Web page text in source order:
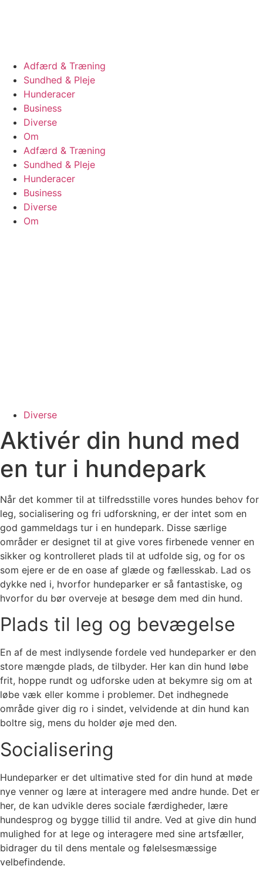
Adfærd & Træning
Sundhed & Pleje
Hunderacer
Business
Diverse
Om
Adfærd & Træning
Sundhed & Pleje
Hunderacer
Business
Diverse
Om
Diverse
Aktivér din hund med
en tur i hundepark
Når det kommer til at tilfredsstille vores hundes behov for
leg, socialisering og fri udforskning, er der intet som en
god gammeldags tur i en hundepark. Disse særlige
områder er designet til at give vores firbenede venner en
sikker og kontrolleret plads til at udfolde sig, og for os
som ejere er de en oase af glæde og fællesskab. Lad os
dykke ned i, hvorfor hundeparker er så fantastiske, og
hvorfor du bør overveje at besøge dem med din hund.
Plads til leg og bevægelse
En af de mest indlysende fordele ved hundeparker er den
store mængde plads, de tilbyder. Her kan din hund løbe
frit, hoppe rundt og udforske uden at bekymre sig om at
løbe væk eller komme i problemer. Det indhegnede
område giver dig ro i sindet, velvidende at din hund kan
boltre sig, mens du holder øje med den.
Socialisering
Hundeparker er det ultimative sted for din hund at møde
nye venner og lære at interagere med andre hunde. Det er
her, de kan udvikle deres sociale færdigheder, lære
hundesprog og bygge tillid til andre. Ved at give din hund
mulighed for at lege og interagere med sine artsfæller,
bidrager du til dens mentale og følelsesmæssige
velbefindende.